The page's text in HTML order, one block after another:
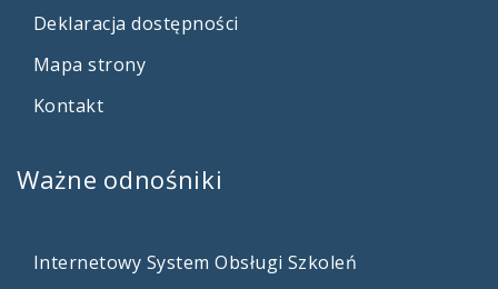
Deklaracja dostępności
Mapa strony
Kontakt
Ważne odnośniki
Internetowy System Obsługi Szkoleń